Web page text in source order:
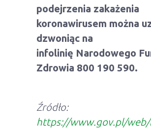
podejrzenia zakażenia
koronawirusem można
dzwoniąc na
infolinię Narodowego
Zdrowia 800 190 590.
Źródło:
https://www.gov.pl/web/